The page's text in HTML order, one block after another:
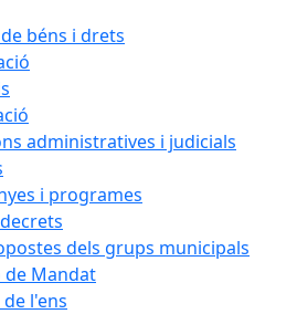
béns i drets
administratives i judicials
i programes
dels grups municipals
de Mandat
l'ens